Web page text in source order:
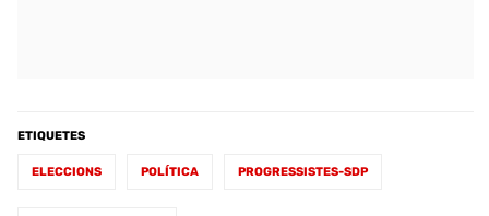
ETIQUETES
ELECCIONS POLÍTICA PROGRESSISTES-SDP